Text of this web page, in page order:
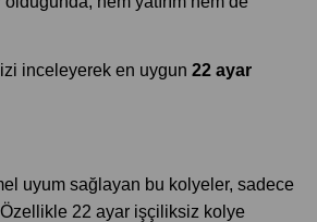
inceleyerek en uygun 22 ayar
uyum sağlayan bu kolyeler, sadece
Özellikle 22 ayar işçiliksiz kolye